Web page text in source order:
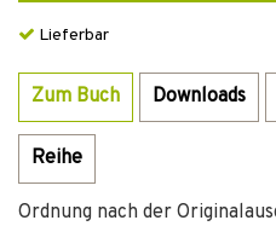
Lieferbar
Zum Buch Downloads
Reihe
Ordnung nach der